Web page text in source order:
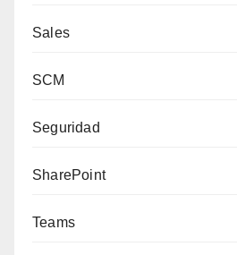
Sales
SCM
Seguridad
SharePoint
Teams